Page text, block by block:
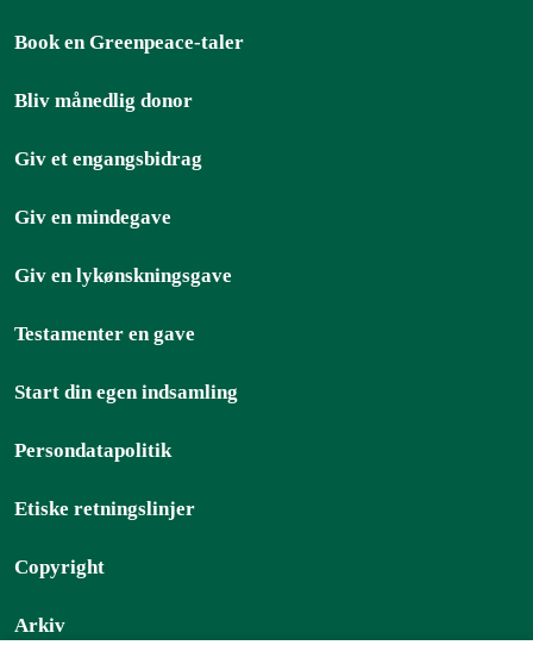
Book en Greenpeace-taler
Bliv månedlig donor
Giv et engangsbidrag
Giv en mindegave
Giv en lykønskningsgave
Testamenter en gave
Start din egen indsamling
Persondatapolitik
Etiske retningslinjer
Copyright
Arkiv